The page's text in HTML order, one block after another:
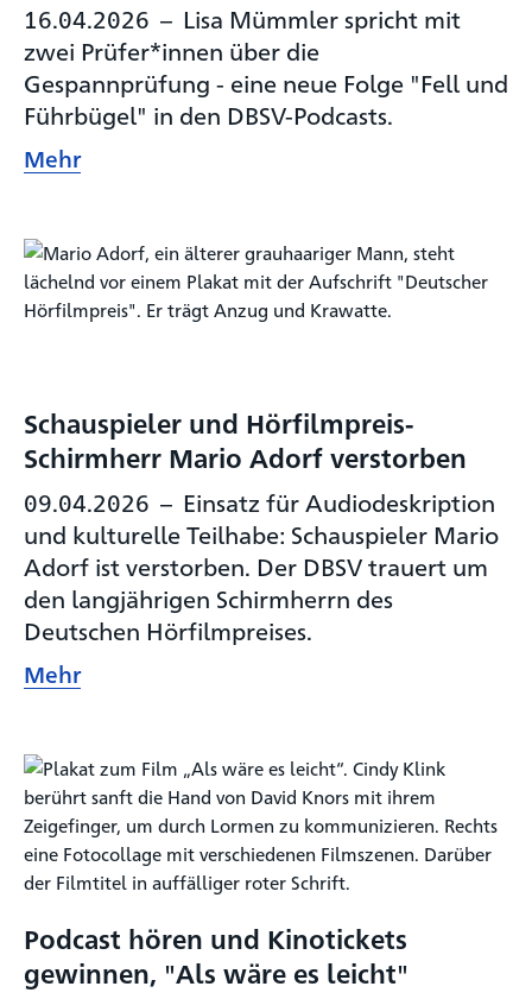
16.04.2026 – Lisa Mümmler spricht mit
zwei Prüfer*innen über die
Gespannprüfung - eine neue Folge "Fell und
Führbügel" in den DBSV-Podcasts.
Mehr
Schauspieler und Hörfilmpreis-
Schirmherr Mario Adorf verstorben
09.04.2026 – Einsatz für Audiodeskription
und kulturelle Teilhabe: Schauspieler Mario
Adorf ist verstorben. Der DBSV trauert um
den langjährigen Schirmherrn des
Deutschen Hörfilmpreises.
Mehr
Podcast hören und Kinotickets
gewinnen, "Als wäre es leicht"